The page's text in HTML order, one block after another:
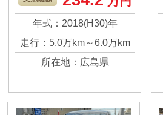
年式：2018(H30)年
走行：5.0万km～6.0万km
所在地：広島県